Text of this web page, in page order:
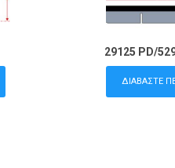
29125 PD/
ΔΙΑΒΆΣΤΕ